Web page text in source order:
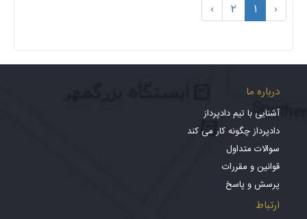
‹
1
2
›
درباره ما
آشنایی با تیم دادپرداز
دادپرداز چگونه کار می کند
سوالات متداول
قوانین و مقررات
پرسش و پاسخ
ارتباط